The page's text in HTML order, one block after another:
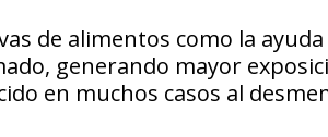
de alimentos como la
generando mayor
en muchos casos al